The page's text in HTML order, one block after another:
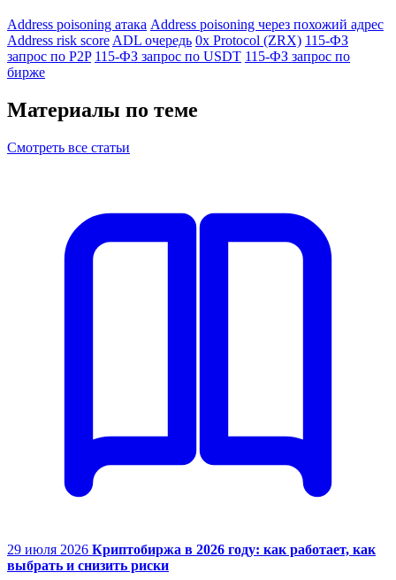
Address poisoning атака Address poisoning через похожий адрес
Address risk score ADL очередь 0x Protocol (ZRX) 115-ФЗ
запрос по P2P 115-ФЗ запрос по USDT 115-ФЗ запрос по
бирже
Материалы по теме
Смотреть все статьи
29 июля 2026 Криптобиржа в 2026 году: как работает, как
выбрать и снизить риски